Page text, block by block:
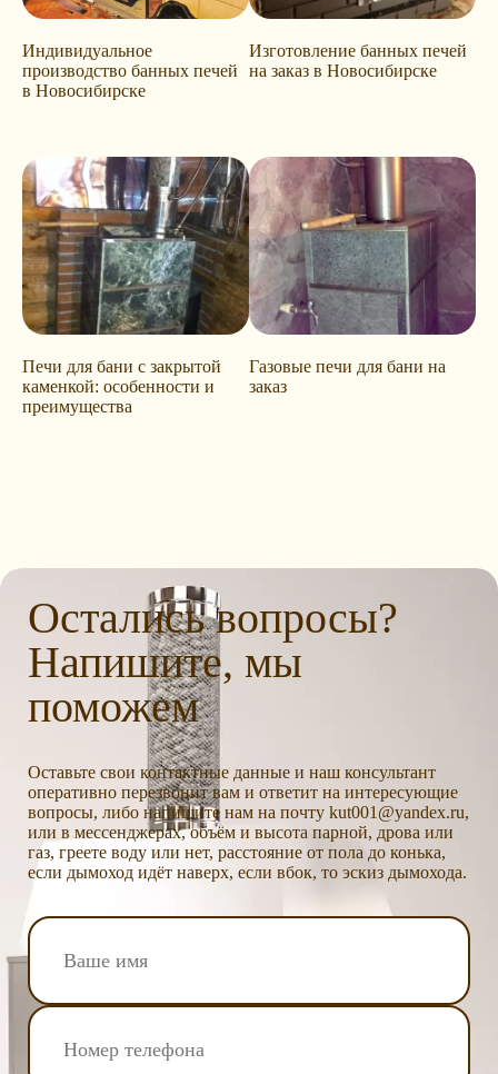
Индивидуальное
производство банных печей
в Новосибирске
Изготовление банных печей
на заказ в Новосибирске
Печи для бани с закрытой
каменкой: особенности и
преимущества
Газовые печи для бани на
заказ
Остались вопросы?
Напишите, мы
поможем
Оставьте свои контактные данные и наш консультант
оперативно перезвонит вам и ответит на интересующие
вопросы, либо напишите нам на почту kut001@yandex.ru,
или в мессенджерах, объём и высота парной, дрова или
газ, греете воду или нет, расстояние от пола до конька,
если дымоход идёт наверх, если вбок, то эскиз дымохода.